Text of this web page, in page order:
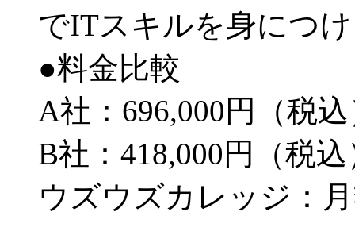
でITスキルを身につ
●料金比較
A社：696,000円（税
B社：418,000円（税込
ウズウズカレッジ：